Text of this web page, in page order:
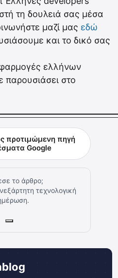
τη δουλειά σας μέσα
μαζί μας εδώ
και το δικό σας
ελλήνων
στο
προτιμώμενη πηγή
Google
το άρθρο;
τεχνολογική